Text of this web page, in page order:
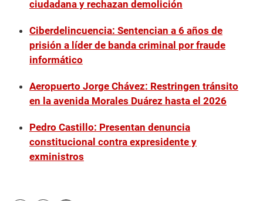
ciudadana y rechazan demolición
Ciberdelincuencia: Sentencian a 6 años de
prisión a líder de banda criminal por fraude
informático
Aeropuerto Jorge Chávez: Restringen tránsito
en la avenida Morales Duárez hasta el 2026
Pedro Castillo: Presentan denuncia
constitucional contra expresidente y
exministros